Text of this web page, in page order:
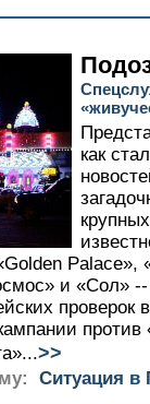
как
Palace»,
и «Сол»
проверок
против
>>
Ситуация в